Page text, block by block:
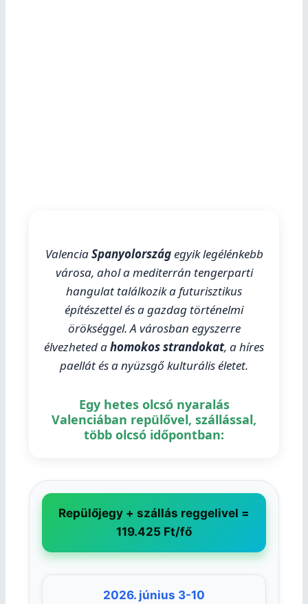
ValenciaSpanyolországegyik legélénkebb
városa, ahol a mediterrán tengerparti
hangulat találkozik a futurisztikus
építészettel és a gazdag történelmi
örökséggel. A városban egyszerre
élvezheted ahomokos strandokat, a híres
paellát és a nyüzsgő kulturális életet.
Egy hetes olcsó nyaralás
Valenciában repülővel, szállással,
több olcsó időpontban:
Repülőjegy + szállás reggelivel =
119.425 Ft/fő
2026. június 3-10